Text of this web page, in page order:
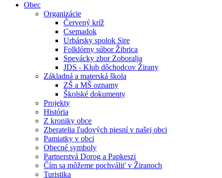
Obec
Organizácie
Červený kríž
Csemadok
Urbársky spolok Sire
Folklórny súbor Žibrica
Spevácky zbor Zoboralja
JDS - Klub dôchodcov Žirany
Základná a materská škola
ZŠ a MŠ oznamy
Školské dokumenty
Projekty
História
Z kroniky obce
Zberatelia ľudových piesní v našej obci
Pamiatky v obci
Obecné symboly
Partnerstvá Dorog a Papkeszi
Čím sa môžeme pochváliť v Žiranoch
Turistika